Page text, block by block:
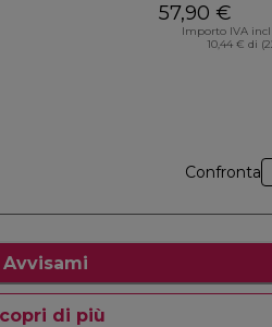
57,90 €
Importo IVA
10,44 € di
Confronta
Avvisami
di più